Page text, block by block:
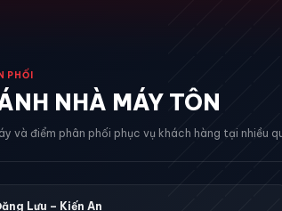
PHỐI
NHÀ MÁY TÔN
và điểm phân phối phục vụ khách hàng tại nhiều
Lưu – Kiến An